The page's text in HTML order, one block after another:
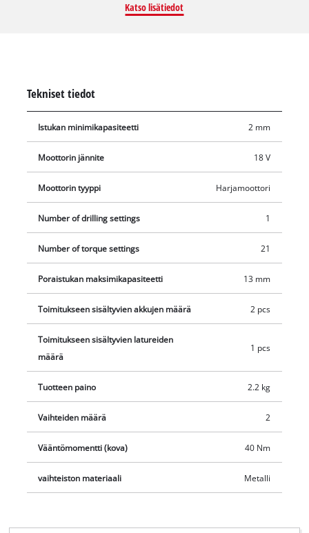
käyttösovelluksen mukaisen työskentelyn 21
takaa työalueen hyvän näkyvyyden. Toimitukseen sisältyy kaksi
käyttää joustavasti kaikissa järjestelmään kuuluvissa laitteissa,
ja ne ovat myös aina käyttövalmiita korkealaatuisen li-ion-
tekniikan ansiosta, johon ei liity itsepurkautumista. Toimitus
kätevässä kuljetus- ja säilytyssalkussa.
Katso lisätiedot
Tekniset tiedot
Istukan minimikapasiteetti 2 mm
Moottorin jännite 18 V
Moottorin tyyppi Harjamoottori
Number of drilling settings 1
Number of torque settings 21
Poraistukan maksimikapasiteetti 13 mm
Toimitukseen sisältyvien akkujen määrä 2 pcs
Toimitukseen sisältyvien latureiden
määrä
1 pcs
Tuotteen paino 2.2 kg
Vaihteiden määrä 2
Vääntömomentti (kova) 40 Nm
vaihteiston materiaali Metalli